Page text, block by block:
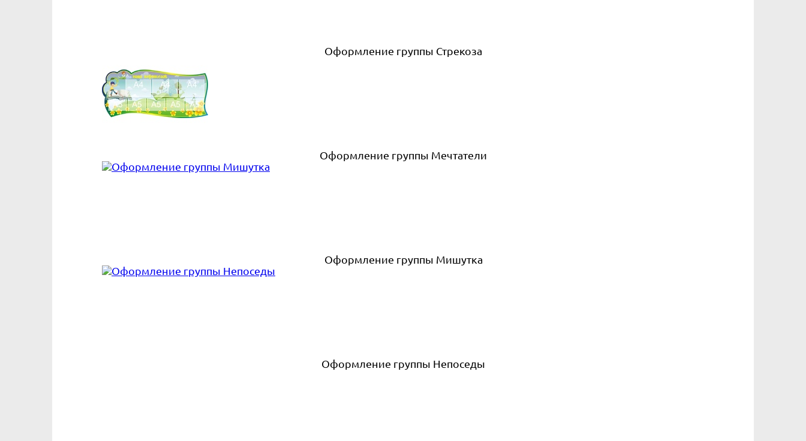
Оформление группы Стрекоза
Оформление группы Мечтатели
Оформление группы Мишутка
Оформление группы Непоседы